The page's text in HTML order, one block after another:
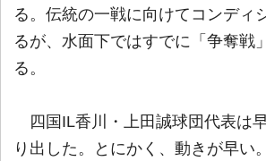
る。伝統の一戦に向けてコンディ
るが、水面下ではすでに「争奪戦
る。
四国IL香川・上田誠球団代表は
り出した。とにかく、動きが早い。